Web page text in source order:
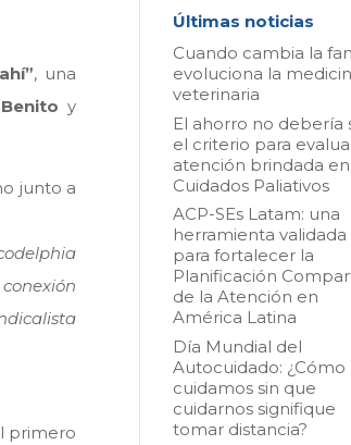
, una
y
junto a
primero
Últimas noticias
Cuando cambia la
evoluciona la
veterinaria
El ahorro no debería
el criterio para
atención brindada en
Cuidados Paliativos
ACP-SEs Latam: una
herramienta validada
para fortalecer la
Planificación
de la Atención en
América Latina
Día Mundial del
Autocuidado: ¿Cómo
cuidamos sin que
cuidarnos signifique
tomar distancia?